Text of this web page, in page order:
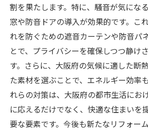
割を果たします。特に、騒音が気にな
窓や防音ドアの導入が効果的です。こ
れを防ぐための遮音カーテンや防音パ
とで、プライバシーを確保しつつ静け
す。さらに、大阪府の気候に適した断
た素材を選ぶことで、エネルギー効率
れらの対策は、大阪府の都市生活にお
に応えるだけでなく、快適な住まいを
要な要素です。今後も新たなリフォー